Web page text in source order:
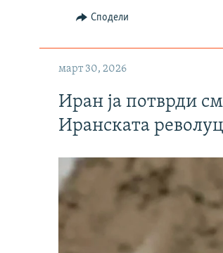
Сподели
март 30, 2026
Иран ја потврди
Иранската